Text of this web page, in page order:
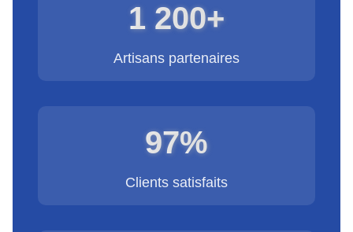
1 200+
Artisans partenaires
97%
Clients satisfaits